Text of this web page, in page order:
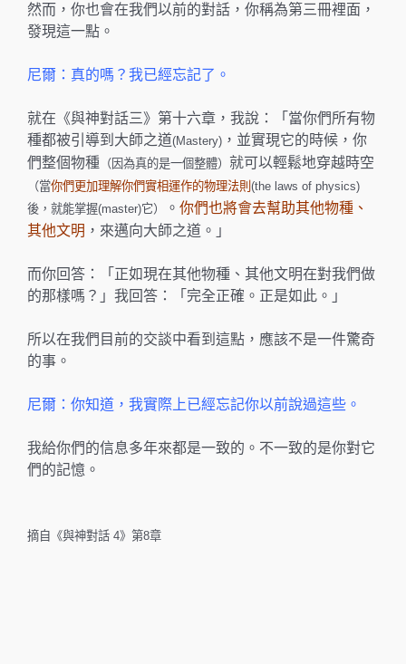
然而，你也會在我們以前的對話，你稱為第三冊裡面，
發現這一點。
尼爾：真的嗎？我已經忘記了。
就在《與神對話三》第十六章，我說：「當你們所有物
種都被引導到大師之道(Mastery) ，並實現它的時候，你
們整個物種 （因為真的是一個整體） 就可以輕鬆地穿越時空
（當你們更加理解你們實相運作的物理法則 (the laws of physics)
後，就能掌握(master)它）
。 你們也將會去幫助其他物種、
其他文明 ，來邁向大師之道。」
而你回答：「正如現在其他物種、其他文明在對我們做
的那樣嗎？」我回答：「完全正確。正是如此。」
所以在我們目前的交談中看到這點，應該不是一件驚奇
的事。
尼爾：你知道，我實際上已經忘記你以前說過這些。
我給你們的信息多年來都是一致的。不一致的是你對它
們的記憶。
摘自《與神對話 4》第8章